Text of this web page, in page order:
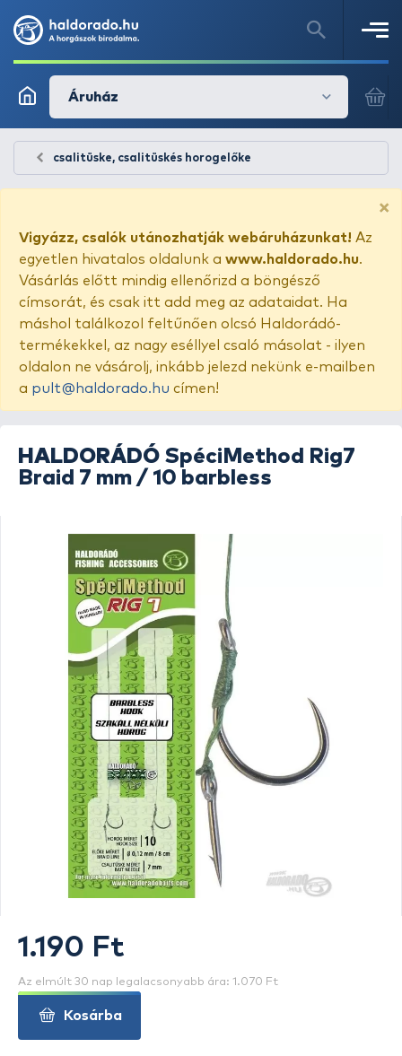
Áruház
csalitüske, csalitüskés horogelőke
×
Vigyázz, csalók utánozhatják webáruházunkat! Az
egyetlen hivatalos oldalunk a www.haldorado.hu.
Vásárlás előtt mindig ellenőrizd a böngésző
címsorát, és csak itt add meg az adataidat. Ha
máshol találkozol feltűnően olcsó Haldorádó-
termékekkel, az nagy eséllyel csaló másolat - ilyen
oldalon ne vásárolj, inkább jelezd nekünk e-mailben
a pult@haldorado.hu címen!
HALDORÁDÓ SpéciMethod Rig7
Braid 7 mm / 10 barbless
1.190 Ft
Az elmúlt 30 nap legalacsonyabb ára: 1.070 Ft
Kosárba